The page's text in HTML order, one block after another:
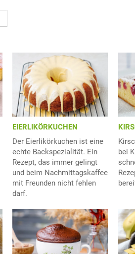
EIERLIKÖRKUCHEN
Der Eierlikörkuchen ist eine
echte Backspezialität. Ein
Rezept, das immer gelingt
und beim Nachmittagskaffee
mit Freunden nicht fehlen
darf.
bei